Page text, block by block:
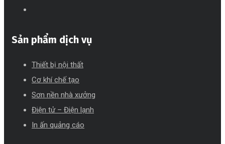
Sản phẩm dịch vụ
Thiết bị nội thất
Cơ khí chế tạo
Sơn nền nhà xưởng
Điện tử – Điện lạnh
In ấn quảng cáo